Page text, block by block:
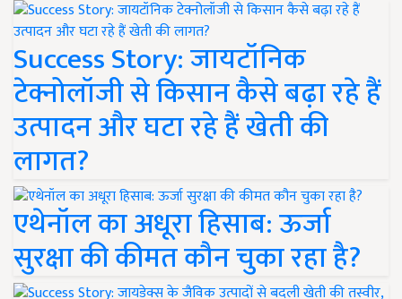
Success Story: जायटॉनिक
टेक्नोलॉजी से किसान कैसे बढ़ा रहे हैं
उत्पादन और घटा रहे हैं खेती की
लागत?
एथेनॉल का अधूरा हिसाब: ऊर्जा
सुरक्षा की कीमत कौन चुका रहा है?